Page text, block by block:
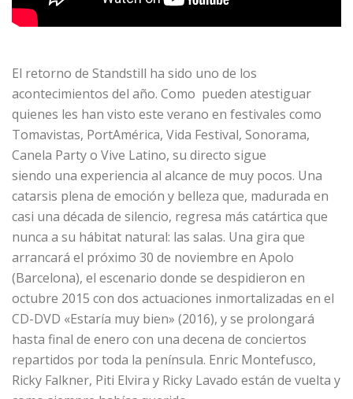
El retorno de Standstill ha sido uno de los
acontecimientos del año. Como pueden atestiguar
quienes les han visto este verano en festivales como
Tomavistas, PortAmérica, Vida Festival, Sonorama,
Canela Party o Vive Latino, su directo sigue
siendo una experiencia al alcance de muy pocos. Una
catarsis plena de emoción y belleza que, madurada en
casi una década de silencio, regresa más catártica que
nunca a su hábitat natural: las salas. Una gira que
arrancará el próximo 30 de noviembre en Apolo
(Barcelona), el escenario donde se despidieron en
octubre 2015 con dos actuaciones inmortalizadas en el
CD-DVD «Estaría muy bien» (2016), y se prolongará
hasta final de enero con una decena de conciertos
repartidos por toda la península. Enric Montefusco,
Ricky Falkner, Piti Elvira y Ricky Lavado están de vuelta y